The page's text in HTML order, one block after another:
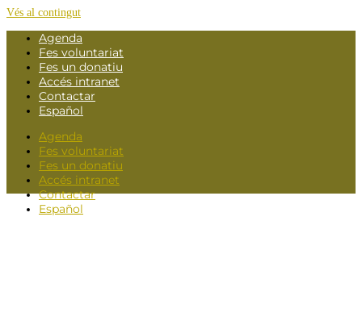
Vés al contingut
Agenda
Fes voluntariat
Fes un donatiu
Accés intranet
Contactar
Español
Agenda
Fes voluntariat
Fes un donatiu
Accés intranet
Contactar
Español